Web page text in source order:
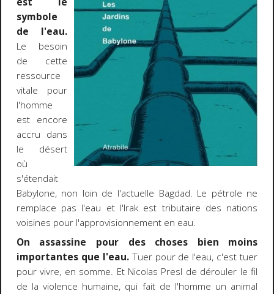
symbole
de l'eau.
Le besoin
de cette
ressource
vitale pour
l'homme
est encore
accru dans
le désert
où
s'étendait
Babylone, non loin de l'actuelle Bagdad. Le pétrole ne
remplace pas l'eau et l'Irak est tributaire des nations
voisines pour l'approvisionnement en eau.
On assassine pour des choses bien moins
importantes que l'eau.Tuer pour de l'eau, c'est tuer
pour vivre, en somme. Et Nicolas Presl de dérouler le fil
de la violence humaine, qui fait de l'homme un animal